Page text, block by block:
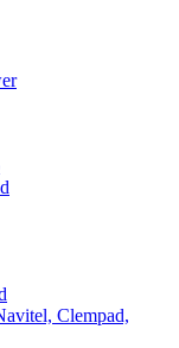
Clempad,